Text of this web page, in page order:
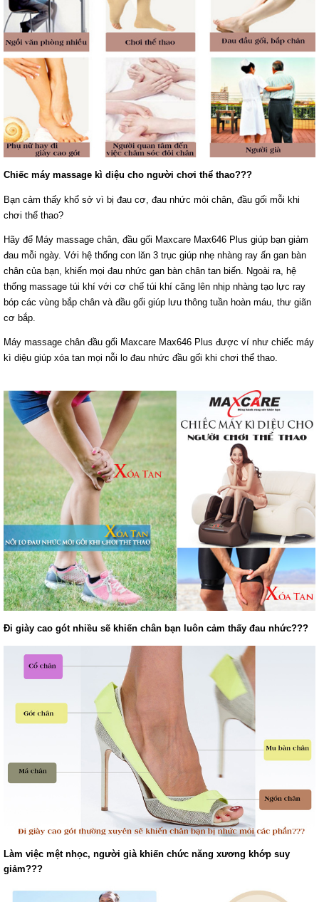
Chiếc máy massage kì diệu cho người chơi thể thao???
Bạn cảm thấy khổ sở vì bị đau cơ, đau nhức mỏi chân, đầu gối mỗi khi
chơi thể thao?
Hãy để Máy massage chân, đầu gối Maxcare Max646 Plus giúp bạn giảm
đau mỗi ngày. Với hệ thống con lăn 3 trục giúp nhẹ nhàng ray ấn gan bàn
chân của bạn, khiến mọi đau nhức gan bàn chân tan biến. Ngoài ra, hệ
thống massage túi khí với cơ chế túi khí căng lên nhịp nhàng tạo lực ray
bóp các vùng bắp chân và đầu gối giúp lưu thông tuần hoàn máu, thư giãn
cơ bắp.
Máy massage chân đầu gối Maxcare Max646 Plus được ví như chiếc máy
kì diệu giúp xóa tan mọi nỗi lo đau nhức đầu gối khi chơi thể thao.
Đi giày cao gót nhiều sẽ khiến chân bạn luôn cảm thấy đau nhức???
Làm việc mệt nhọc, người già khiến chức năng xương khớp suy
giảm???